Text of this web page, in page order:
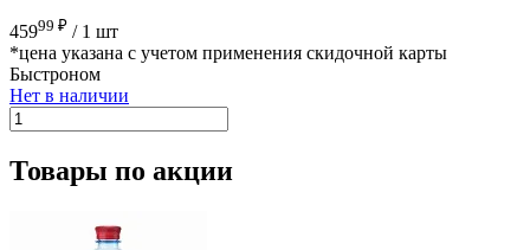
45999 ₽ / 1 шт
*цена указана с учетом применения скидочной карты
Быстроном
Нет в наличии
Товары по акции